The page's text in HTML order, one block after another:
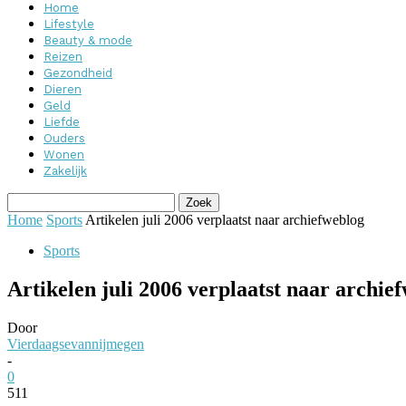
Home
Lifestyle
Beauty & mode
Reizen
Gezondheid
Dieren
Geld
Liefde
Ouders
Wonen
Zakelijk
Home Sports Artikelen juli 2006 verplaatst naar archiefweblog
Sports
Artikelen juli 2006 verplaatst naar
Door
Vierdaagsevannijmegen
-
0
511